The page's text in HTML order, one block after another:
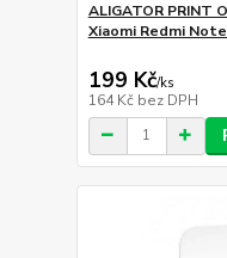
ALIGATOR PRINT
Xiaomi Redmi
199 Kč/ks
164 Kč bez DPH